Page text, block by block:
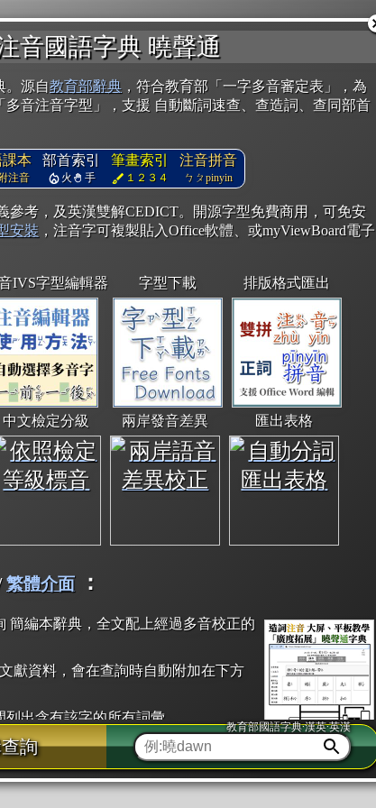
音國語字典 曉聲通
。源自教育部辭典 ，符合教育部「一字多音審定表」，為
多音注音字型」，支援 自動斷詞速查、查造詞、查同部首
課本
注音
部首索引
火 手
筆畫索引
１２３４
注音拼音
ㄅㄆpinyin
參考，及英漢雙解CEDICT。開源字型免費商用，可免安
安裝 ，注音字可複製貼入Office軟體、或myViewBoard電子
IVS字型編輯器 字型下載 排版格式匯出
中文檢定分級 兩岸發音差異 匯出表格
繁體介面 ：
簡編本辭典，全文配上經過多音校正的
獻資料，會在查詢時自動附加在下方
出含有該字的所有詞彙。
有「同部首字」。也支援查詢「同注音」或「同筆畫」。
自動斷詞，點擊便可瞬間「連續查詢」此字詞的解釋，不
詢
教育部國語字典·漢英·英漢